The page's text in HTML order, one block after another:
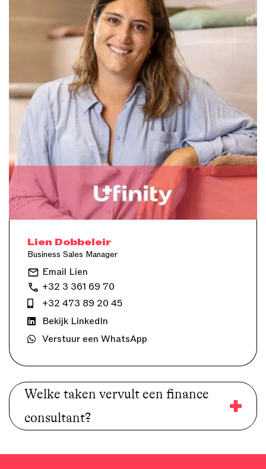
Lien Dobbeleir
Business Sales Manager
Email Lien
+32 3 361 69 70
+32 473 89 20 45
Bekijk LinkedIn
Verstuur een WhatsApp
Welke taken vervult een finance
consultant?